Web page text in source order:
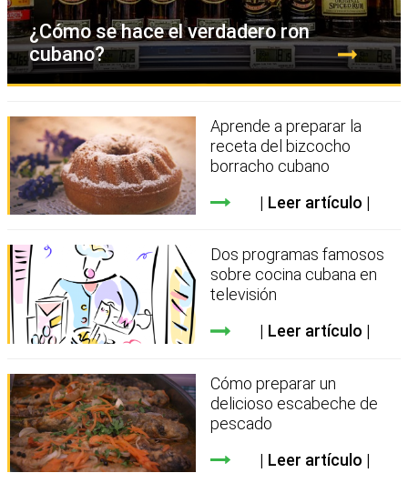
¿Cómo se hace el verdadero ron
cubano?
Aprende a preparar la
receta del bizcocho
borracho cubano
Leer artículo
Dos programas famosos
sobre cocina cubana en
televisión
Leer artículo
Cómo preparar un
delicioso escabeche de
pescado
Leer artículo